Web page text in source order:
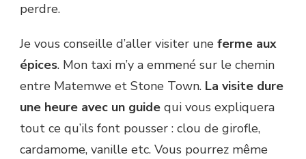
perdre.
Je vous conseille d’aller visiter une ferme aux
épices. Mon taxi m’y a emmené sur le chemin
entre Matemwe et Stone Town. La visite dure
une heure avec un guide qui vous expliquera
tout ce qu’ils font pousser : clou de girofle,
cardamome, vanille etc. Vous pourrez même